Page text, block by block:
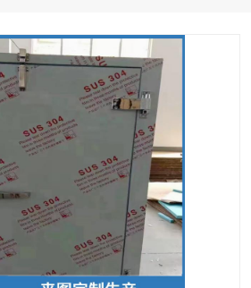
价格 绵阳冻库,绵阳保鲜冷库
冷库 广元冻库安装,广元冻库造
价
库安 遂宁冻库
安装 泸州冻库，泸州冷库
库 自贡冻库组装
攀枝花冻库